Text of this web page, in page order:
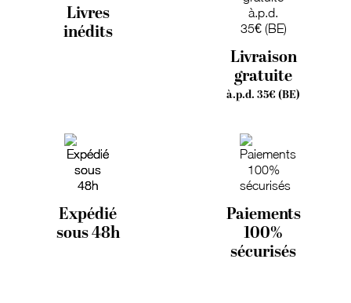
Livres
inédits
Livraison
gratuite
à.p.d. 35€ (BE)
Expédié
sous 48h
Paiements
100%
sécurisés